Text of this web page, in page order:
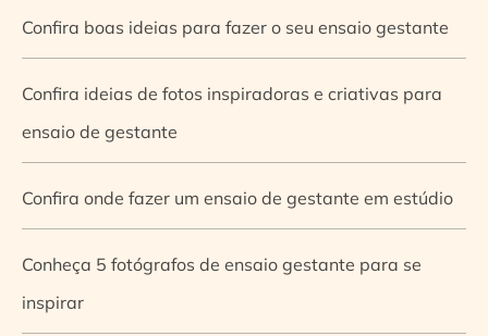
Confira boas ideias para fazer o seu ensaio gestante
Confira ideias de fotos inspiradoras e criativas para
ensaio de gestante
Confira onde fazer um ensaio de gestante em estúdio
Conheça 5 fotógrafos de ensaio gestante para se
inspirar